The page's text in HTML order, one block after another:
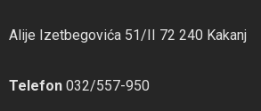
Alije Izetbegovića 51/II 72 240 Kakanj
Telefon 032/557-950